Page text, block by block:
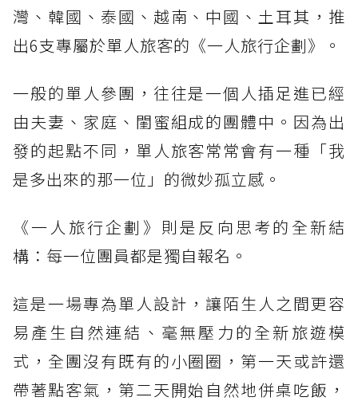
灣、韓國、泰國、越南、中國、土耳其，推
出6支專屬於單人旅客的《一人旅行企劃》。
一般的單人參團，往往是一個人插足進已經
由夫妻、家庭、閨蜜組成的團體中。因為出
發的起點不同，單人旅客常常會有一種「我
是多出來的那一位」的微妙孤立感。
《一人旅行企劃》則是反向思考的全新結
構：每一位團員都是獨自報名。
這是一場專為單人設計，讓陌生人之間更容
易產生自然連結、毫無壓力的全新旅遊模
式，全團沒有既有的小圈圈，第一天或許還
帶著點客氣，第二天開始自然地併桌吃飯，